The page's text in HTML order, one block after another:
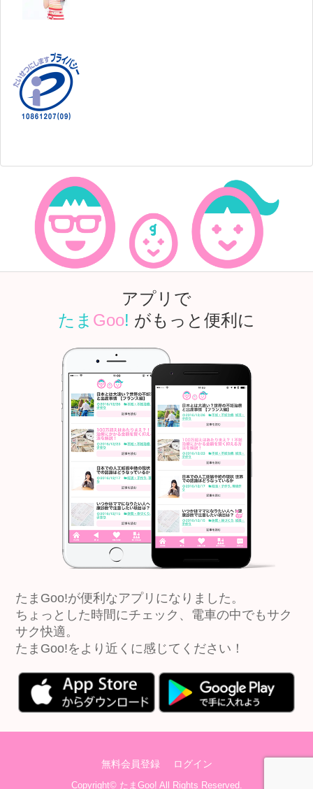
アプリで
たま Goo! がもっと便利に
たまGoo!が便利なアプリになりました。
ちょっとした時間にチェック、電車の中でもサク
サク快適。
たまGoo!をより近くに感じてください！
無料会員登録 ログイン
Copyright© たまGoo! All Rights Reserved.